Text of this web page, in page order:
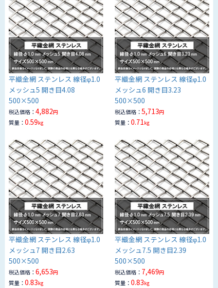
平織金網 ステンレス 線径φ1.0
メッシュ5 開き目4.08
500×500
税込価格： 4,882円
質量： 0.59kg
平織金網 ステンレス 線径φ1.0
メッシュ6 開き目3.23
500×500
税込価格：5,713円
質量：0.71kg
平織金網 ステンレス 線径φ1.0
メッシュ7 開き目2.63
500×500
税込価格： 6,653円
質量： 0.83kg
平織金網 ステンレス 線径φ1.0
メッシュ7.5 開き目2.39
500×500
税込価格： 7,469円
質量：0.83kg